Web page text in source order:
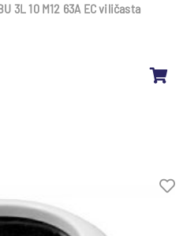
3L 10 M12 63A EC viličasta